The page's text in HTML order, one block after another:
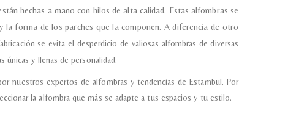
hechas a mano con hilos de alta calidad. Estas alfombras se
forma de los parches que la componen. A diferencia de otro
se evita el desperdicio de valiosas alfombras de diversas
únicas y llenas de personalidad.
nuestros expertos de alfombras y tendencias de Estambul. Por
la alfombra que más se adapte a tus espacios y tu estilo.